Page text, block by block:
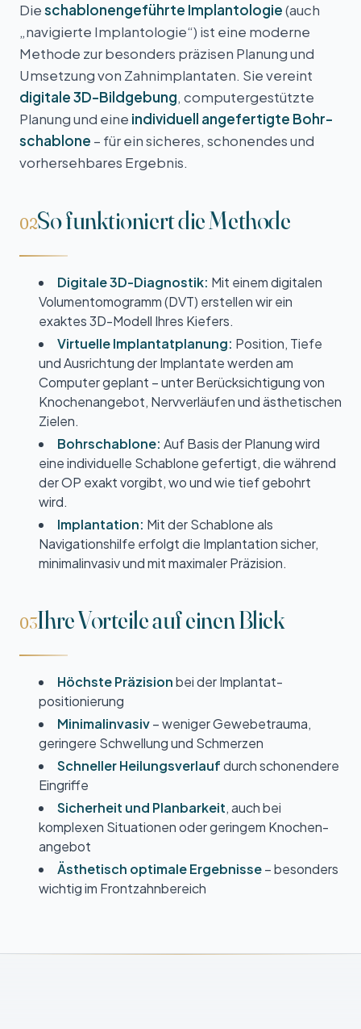
Dieschablonen­geführte Implantologie(auch
„navigierte Implantologie“) ist eine moderne
Methode zur besonders präzisen Planung und
Umsetzung von Zahn­implantaten. Sie vereint
digitale 3D-Bildgebung, computer­gestützte
Planung und eine individuell angefertigte Bohr­
schablone – für ein sicheres, schonendes und
vorhersehbares Ergebnis.
02So funktioniert die Methode
Digitale 3D-Diagnostik: Mit einem digitalen
Volumen­tomogramm (DVT) erstellen wir ein
exaktes 3D-Modell Ihres Kiefers.
Virtuelle Implantat­planung: Position, Tiefe
und Ausrichtung der Implantate werden am
Computer geplant – unter Berücksichtigung von
Knochen­angebot, Nerv­verläufen und ästhetischen
Zielen.
Bohr­schablone: Auf Basis der Planung wird
eine individuelle Schablone gefertigt, die während
der OP exakt vorgibt, wo und wie tief gebohrt
wird.
Implantation: Mit der Schablone als
Navigations­hilfe erfolgt die Implantation sicher,
minimal­invasiv und mit maximaler Präzision.
03Ihre Vorteile auf einen Blick
Höchste Präzisionbei der Implantat­
positionierung
Minimal­invasiv– weniger Gewebe­trauma,
geringere Schwellung und Schmerzen
Schneller Heilungs­verlaufdurch schonendere
Eingriffe
Sicherheit und Planbarkeit, auch bei
komplexen Situationen oder geringem Knochen­
angebot
Ästhetisch optimale Ergebnisse– besonders
wichtig im Front­zahn­bereich